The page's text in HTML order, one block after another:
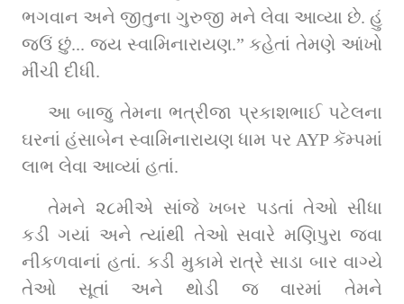
ભગવાન અને જીતુના ગુરુજી મને લેવા આવ્યા છે. હું
જઉં છું... જય સ્વામિનારાયણ.” કહેતાં તેમણે આંખો
મીંચી દીધી.
આ બાજુ તેમના ભત્રીજા પ્રકાશભાઈ પટેલના
ઘરનાં હંસાબેન સ્વામિનારાયણ ધામ પર AYP કૅમ્પમાં
લાભ લેવા આવ્યાં હતાં.
તેમને ૨૮મીએ સાંજે ખબર પડતાં તેઓ સીધા
કડી ગયાં અને ત્યાંથી તેઓ સવારે મણિપુરા જવા
નીકળવાનાં હતાં. કડી મુકામે રાત્રે સાડા બાર વાગ્યે
તેઓ સૂતાં અને થોડી જ વારમાં તેમને